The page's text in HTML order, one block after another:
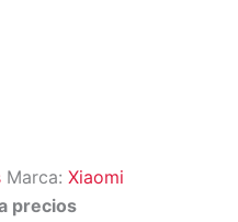
Marca: Xiaomi
precios